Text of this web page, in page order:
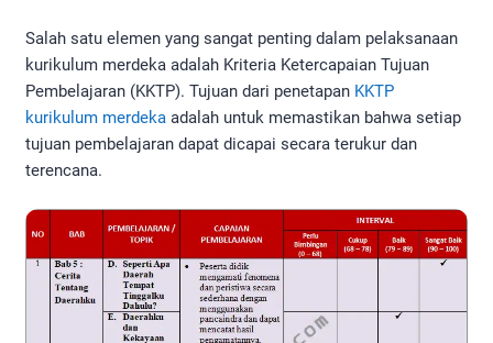
Salah satu elemen yang sangat penting dalam pelaksanaan
kurikulum merdeka adalah Kriteria Ketercapaian Tujuan
Pembelajaran (KKTP). Tujuan dari penetapan KKTP
kurikulum merdeka adalah untuk memastikan bahwa setiap
tujuan pembelajaran dapat dicapai secara terukur dan
terencana.